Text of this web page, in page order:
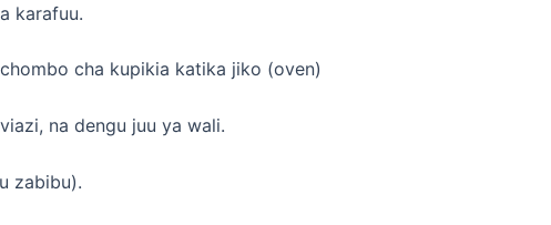
karafuu.
cha kupikia katika jiko (oven)
na dengu juu ya wali.
zabibu).